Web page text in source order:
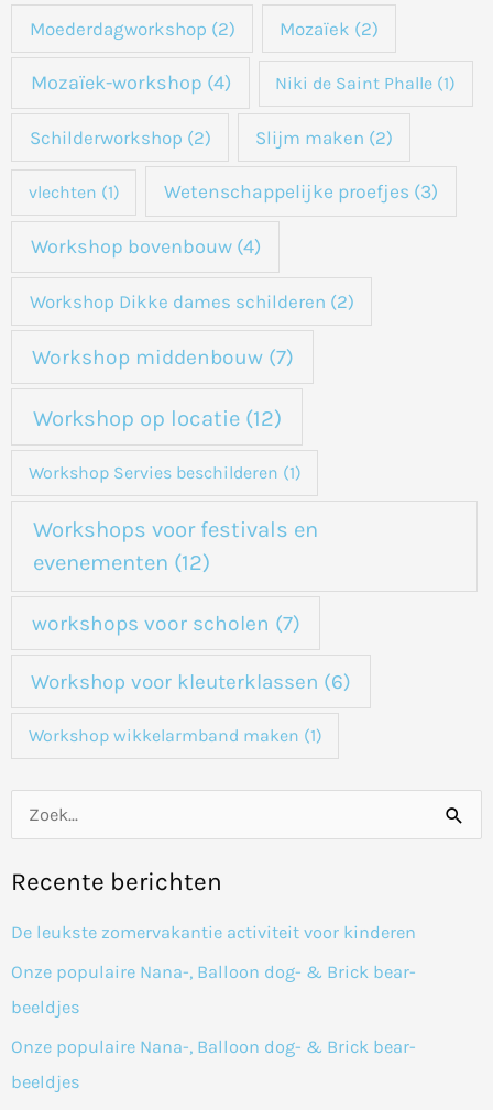
Moederdagworkshop (2) Mozaïek (2)
Mozaïek-workshop (4) Niki de Saint Phalle (1)
Schilderworkshop (2) Slijm maken (2)
vlechten (1) Wetenschappelijke proefjes (3)
Workshop bovenbouw(4)
Workshop Dikke dames schilderen (2)
Workshop middenbouw(7)
Workshop op locatie(12)
Workshop Servies beschilderen (1)
Workshops voor festivals en
evenementen (12)
workshops voor scholen (7)
Workshop voor kleuterklassen (6)
Workshop wikkelarmband maken (1)
e
k
n
a
Recente berichten
De leukste zomervakantie activiteit voor kinderen
Onze populaire Nana-, Balloon dog- & Brick bear-
beeldjes
Onze populaire Nana-, Balloon dog- & Brick bear-
beeldjes